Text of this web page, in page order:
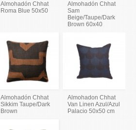
Almohadón Chhat
Roma Blue 50x50
Almohadón Chhat
Sam
Beige/Taupe/Dark
Brown 60x40
Almohadón Chhat
Sikkim Taupe/Dark
Brown
Almohadon Chhat
Van Linen Azul/Azul
Palacio 50x50 cm